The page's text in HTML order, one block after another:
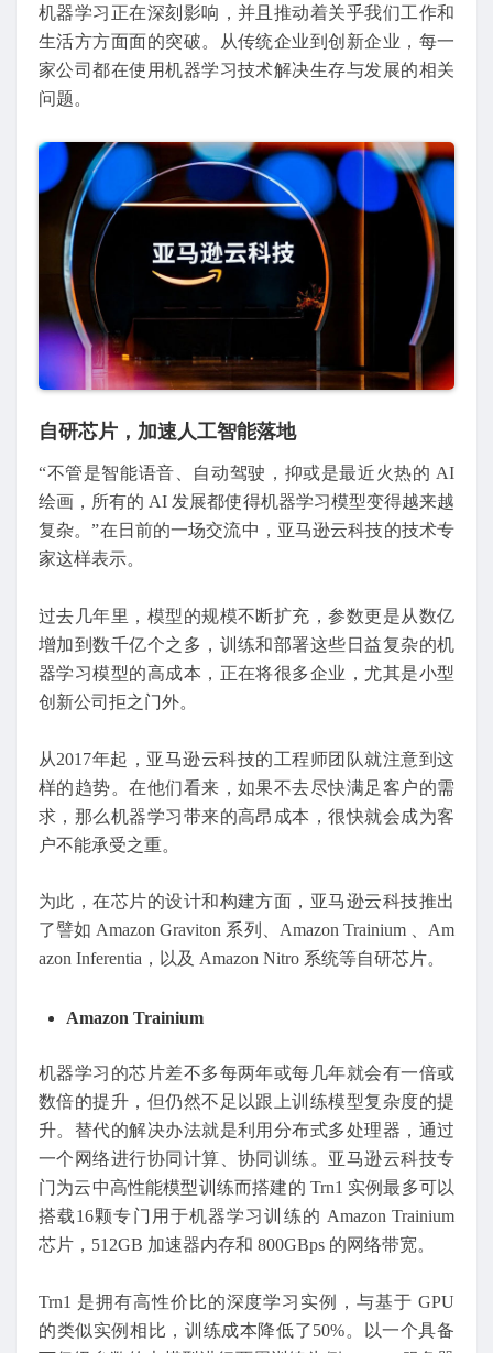
机器学习正在深刻影响，并且推动着关乎我们工作和
生活方方面面的突破。从传统企业到创新企业，每一
家公司都在使用机器学习技术解决生存与发展的相关
问题。
自研芯片，加速人工智能落地
“不管是智能语音、自动驾驶，抑或是最近火热的 AI
绘画，所有的 AI 发展都使得机器学习模型变得越来越
复杂。”在日前的一场交流中，亚马逊云科技的技术专
家这样表示。
过去几年里，模型的规模不断扩充，参数更是从数亿
增加到数千亿个之多，训练和部署这些日益复杂的机
器学习模型的高成本，正在将很多企业，尤其是小型
创新公司拒之门外。
从2017年起，亚马逊云科技的工程师团队就注意到这
样的趋势。在他们看来，如果不去尽快满足客户的需
求，那么机器学习带来的高昂成本，很快就会成为客
户不能承受之重。
为此，在芯片的设计和构建方面，亚马逊云科技推出
了譬如 Amazon Graviton 系列、Amazon Trainium 、Am
azon Inferentia，以及 Amazon Nitro 系统等自研芯片。
Amazon Trainium
机器学习的芯片差不多每两年或每几年就会有一倍或
数倍的提升，但仍然不足以跟上训练模型复杂度的提
升。替代的解决办法就是利用分布式多处理器，通过
一个网络进行协同计算、协同训练。亚马逊云科技专
门为云中高性能模型训练而搭建的 Trn1 实例最多可以
搭载16颗专门用于机器学习训练的 Amazon Trainium
芯片，512GB 加速器内存和 800GBps 的网络带宽。
Trn1 是拥有高性价比的深度学习实例，与基于 GPU
的类似实例相比，训练成本降低了50%。以一个具备